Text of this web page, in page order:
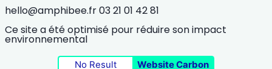
hello@amphibee.fr03 21 01 42 81
Ce site a été optimisé pour réduire son impact
environnemental
No Result Website Carbon